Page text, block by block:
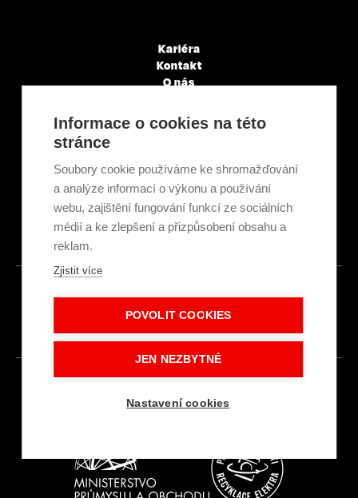
Kariéra
Kontakt
O nás
Články a novinky
GDPR & Cookies
Ekologická recyklace
Projekty EU
Intranet - Přihlášení
Přihlášení
© 2026
Informace o cookies na této
stránce
Soubory cookie používáme ke shromažďování
a analýze informací o výkonu a používání
webu, zajištění fungování funkcí ze sociálních
médií a ke zlepšení a přizpůsobení obsahu a
reklam.
Zjistit více
POVOLIT COOKIES
JEN NEZBYTNÉ
Nastavení cookies